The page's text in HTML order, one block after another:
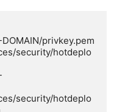
privkey.pem
security/hotdeplo
security/hotdeplo